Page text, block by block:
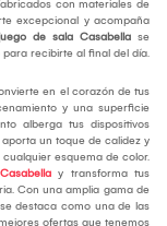
con materiales de
excepcional y acompaña
de sala Casabella se
recibirte al final del día.
en el corazón de tus
y una superficie
alberga tus dispositivos
un toque de calidez y
esquema de color.
y transforma tus
Con una amplia gama de
destaca como una de las
ofertas que tenemos